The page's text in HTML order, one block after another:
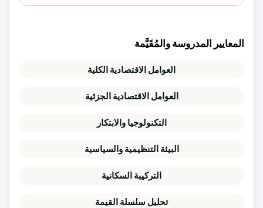
المعايير المدروسة والمُقَيَّمة
العوامل الاقتصادية الكلية
العوامل الاقتصادية الجزئية
التكنولوجيا والابتكار
البيئة التنظيمية والسياسية
التركيبة السكانية
تحليل سلسلة القيمة